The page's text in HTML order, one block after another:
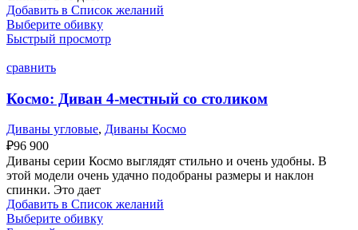
Добавить в Список желаний
Выберите обивку
Быстрый просмотр
сравнить
Космо: Диван 4-местный со столиком
Диваны угловые, Диваны Космо
₽96 900
Диваны серии Космо выглядят стильно и очень удобны. В
этой модели очень удачно подобраны размеры и наклон
спинки. Это дает
Добавить в Список желаний
Выберите обивку